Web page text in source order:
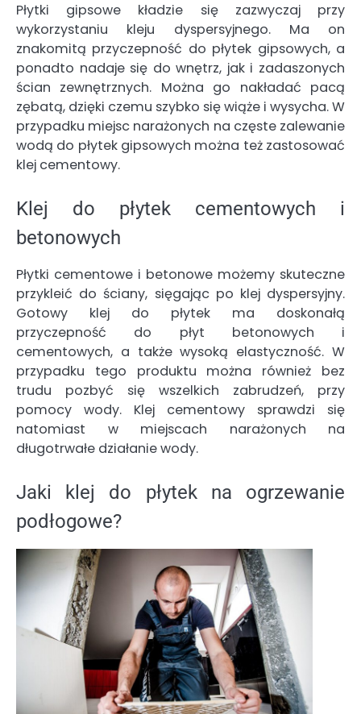
Płytki gipsowe kładzie się zazwyczaj przy
wykorzystaniu kleju dyspersyjnego. Ma on
znakomitą przyczepność do płytek gipsowych, a
ponadto nadaje się do wnętrz, jak i zadaszonych
ścian zewnętrznych. Można go nakładać pacą
zębatą, dzięki czemu szybko się wiąże i wysycha. W
przypadku miejsc narażonych na częste zalewanie
wodą do płytek gipsowych można też zastosować
klej cementowy.
Klej do płytek cementowych i
betonowych
Płytki cementowe i betonowe możemy skuteczne
przykleić do ściany, sięgając po klej dyspersyjny.
Gotowy klej do płytek ma doskonałą
przyczepność do płyt betonowych i
cementowych, a także wysoką elastyczność. W
przypadku tego produktu można również bez
trudu pozbyć się wszelkich zabrudzeń, przy
pomocy wody. Klej cementowy sprawdzi się
natomiast w miejscach narażonych na
długotrwałe działanie wody.
Jaki klej do płytek na ogrzewanie
podłogowe?